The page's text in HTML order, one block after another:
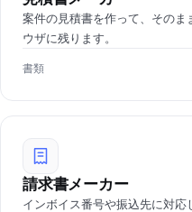
案件の見積書を作って、そのま
ウザに残ります。
書類
請求書メーカー
インボイス番号や振込先に対応